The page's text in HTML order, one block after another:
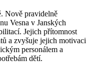
Nově pravidelně
Vesna v Janských
Jejich přítomnost
a zvyšuje jejich motivaci
personálem a
dětí.